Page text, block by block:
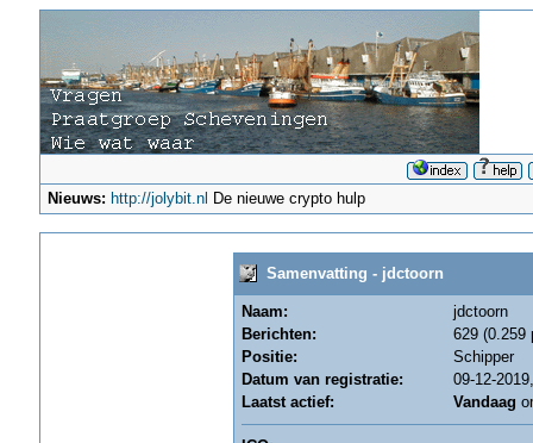
Nieuws: http://jolybit.nl De nieuwe crypto hulp
Samenvatting - jdctoorn
Naam:
jdctoorn
Berichten:
629 (0.259
Positie:
Schipper
Datum van registratie:
09-12-
Laatst actief:
Vandaag